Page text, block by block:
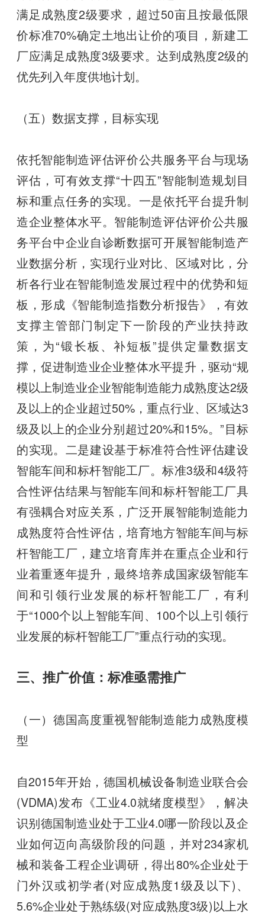
满足成熟度2级要求，超过50亩且按最低限
价标准70%确定土地出让价的项目，新建工
厂应满足成熟度3级要求。达到成熟度2级的
优先列入年度供地计划。
（五）数据支撑，目标实现
依托智能制造评估评价公共服务平台与现场
评估，可有效支撑“十四五”智能制造规划目
标和重点任务的实现。一是依托平台提升制
造企业整体水平。智能制造评估评价公共服
务平台中企业自诊断数据可开展智能制造产
业数据分析，实现行业对比、区域对比，分
析各行业在智能制造发展过程中的优势和短
板，形成《智能制造指数分析报告》，有效
支撑主管部门制定下一阶段的产业扶持政
策，为“锻长板、补短板”提供定量数据支
撑，促进制造业企业整体水平提升，驱动“规
模以上制造业企业智能制造能力成熟度达2级
及以上的企业超过50%，重点行业、区域达3
级及以上的企业分别超过20%和15%。”目标
的实现。二是建设基于标准符合性评估建设
智能车间和标杆智能工厂。标准3级和4级符
合性评估结果与智能车间和标杆智能工厂具
有强耦合对应关系，广泛开展智能制造能力
成熟度符合性评估，培育地方智能车间与标
杆智能工厂，建立培育库并在重点企业和行
业着重逐年提升，最终培养成国家级智能车
间和引领行业发展的标杆智能工厂，有利
于“1000个以上智能车间、100个以上引领行
业发展的标杆智能工厂”重点行动的实现。
三、推广价值：标准亟需推广
（一）德国高度重视智能制造能力成熟度模
型
自2015年开始，德国机械设备制造业联合会
(VDMA)发布《工业4.0就绪度模型》，解决
识别德国制造业处于工业4.0哪一阶段以及企
业如何迈向高级阶段的问题，并对234家机
械和装备工程企业调研，得出80%企业处于
门外汉或初学者(对应成熟度1级及以下)、
5.6%企业处于熟练级(对应成熟度3级)以上水